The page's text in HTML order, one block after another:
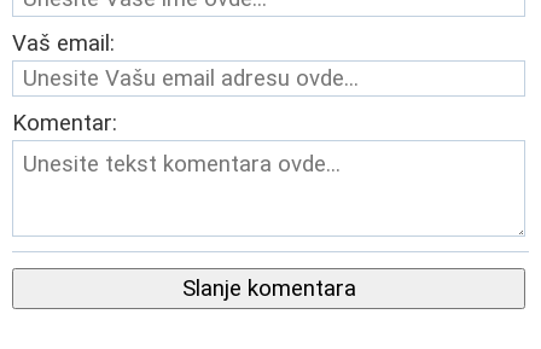
Vaš email:
Komentar:
Slanje komentara